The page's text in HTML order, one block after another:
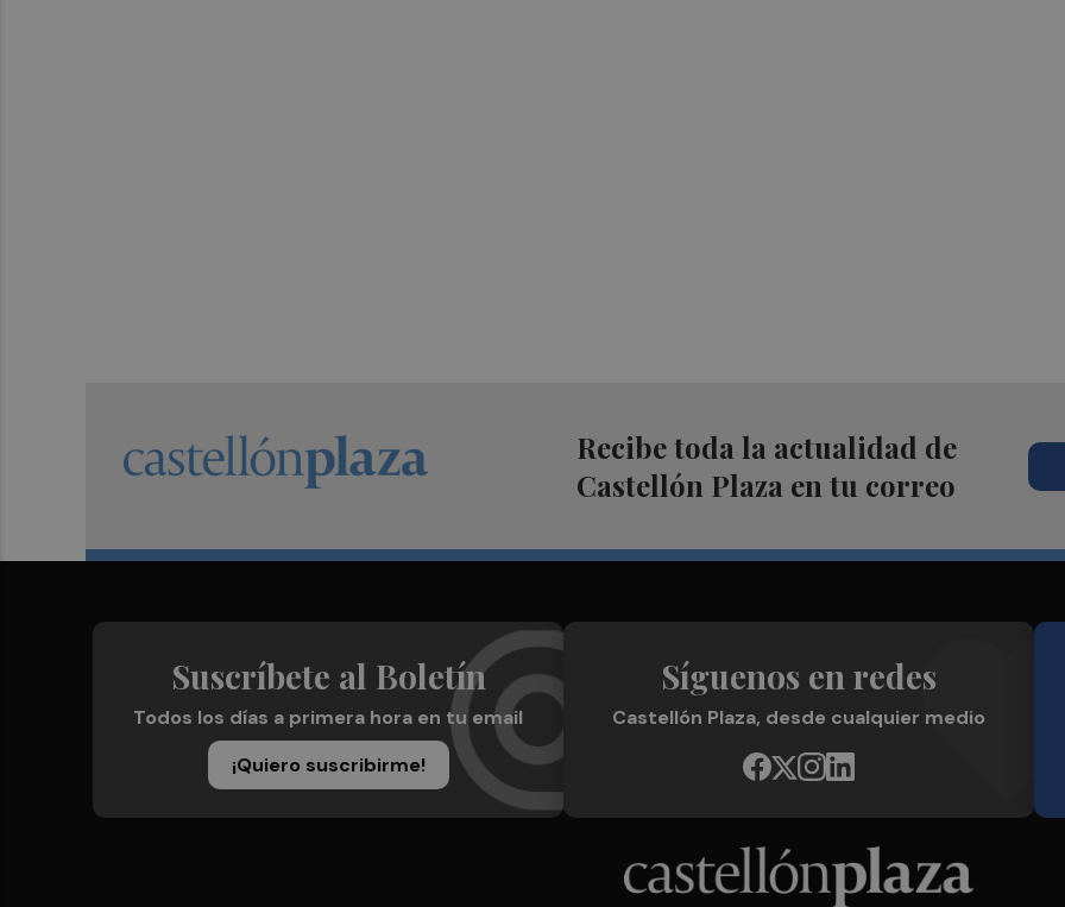
Recibe toda la actualidad de
Castellón Plaza en tu correo
Suscríbete al Boletín
Todos los días a primera hora en tu email
¡Quiero suscribirme!
Síguenos en redes
Castellón Plaza, desde cualquier medio